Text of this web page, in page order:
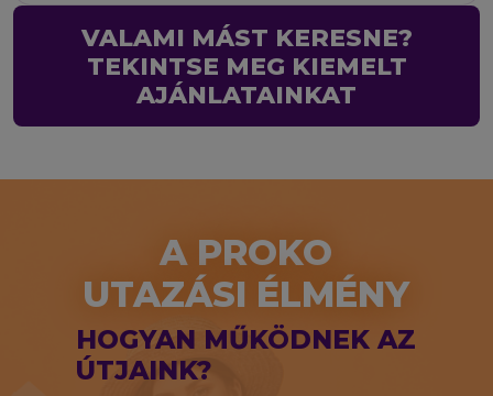
VALAMI MÁST KERESNE?
TEKINTSE MEG KIEMELT
AJÁNLATAINKAT
A PROKO
UTAZÁSI ÉLMÉNY
HOGYAN MŰKÖDNEK AZ
ÚTJAINK?